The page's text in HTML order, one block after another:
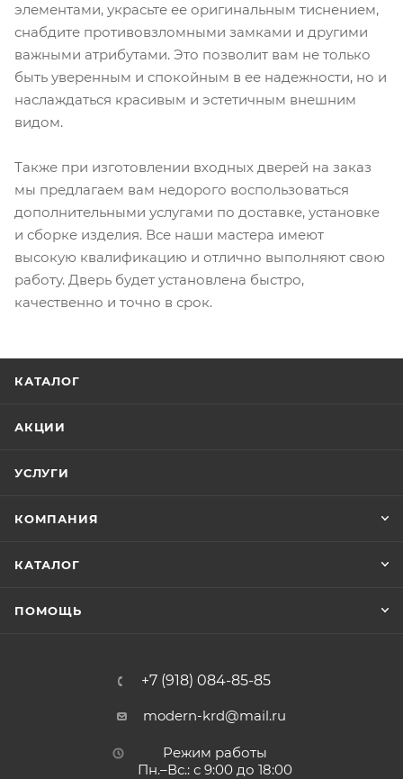
элементами, украсьте ее оригинальным тиснением,
снабдите противовзломными замками и другими
важными атрибутами. Это позволит вам не только
быть уверенным и спокойным в ее надежности, но и
наслаждаться красивым и эстетичным внешним
видом.
Также при изготовлении входных дверей на заказ
мы предлагаем вам недорого воспользоваться
дополнительными услугами по доставке, установке
и сборке изделия. Все наши мастера имеют
высокую квалификацию и отлично выполняют свою
работу. Дверь будет установлена быстро,
качественно и точно в срок.
КАТАЛОГ
АКЦИИ
УСЛУГИ
КОМПАНИЯ
КАТАЛОГ
ПОМОЩЬ
+7 (918) 084-85-85
modern-krd@mail.ru
Режим работы
Пн.–Вс.: с 9:00 до 18:00